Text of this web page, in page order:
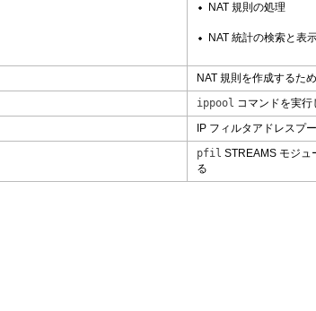
NAT 規則の処理
NAT 統計の検索と表
NAT 規則を作成するた
ippool コマンドを実行
IP フィルタアドレスプ
pfil STREAMS モジュ
る